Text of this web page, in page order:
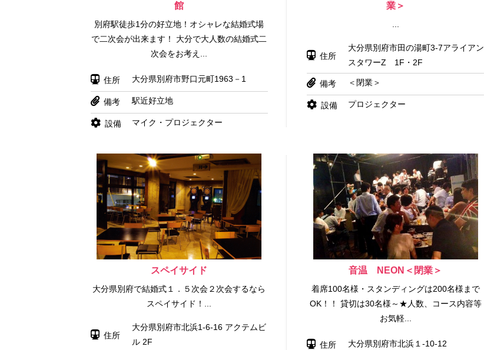
館
別府駅徒歩1分の好立地！オシャレな結婚式場
で二次会が出来ます！ 大分で大人数の結婚式二
次会をお考え...
住所 大分県別府市野口元町1963－1
備考 駅近好立地
設備 マイク・プロジェクター
業＞
住所
大分県別府市田の湯町3-7アライアン
スタワーZ 1F・2F
備考 ＜閉業＞
設備 プロジェクター
スペイサイド
大分県別府で結婚式１．５次会２次会するなら
スペイサイド！...
住所
大分県別府市北浜1-6-16 アクテムビ
ル 2F
音温 NEON＜閉業＞
着席100名様・スタンディングは200名様まで
OK！！ 貸切は30名様～★人数、コース内容等
お気軽...
住所 大分県別府市北浜１-10-12